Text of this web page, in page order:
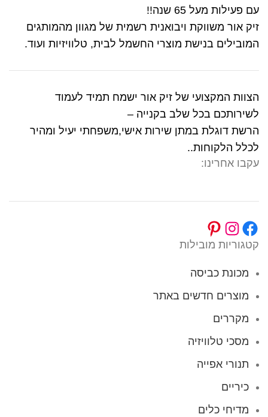
עם פעילות מעל 65 שנה!!
זיק אור משווקת ויבואנית רשמית של מגוון מהמותגים
המובילים בנישת מוצרי החשמל לבית, טלוויזיות ועוד.
הצוות המקצועי של זיק אור ישמח תמיד לעמוד
לשירותכם בכל שלב בקנייה –
הרשת דוגלת במתן שירות אישי,משפחתי יעיל ומהיר
לכלל הלקוחות..
עקבו אחרינו:
קטגוריות מובילות
מכונת כביסה
מוצרים חדשים באתר
מקררים
מסכי טלוויזיה
תנורי אפייה
כיריים
מדיחי כלים